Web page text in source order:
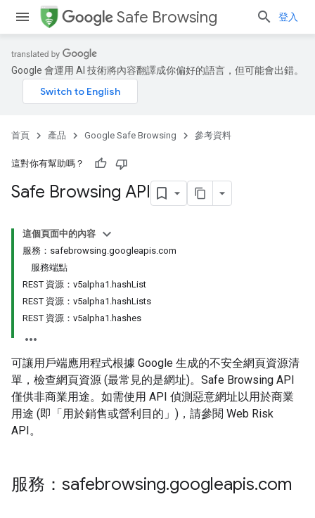
Safe Browsing 登入
Google 會運用 AI 技術將內容翻譯成你偏好的語言，但可能會出錯。
首頁 產品 Google Safe Browsing 參考資料
這對你有幫助嗎？
Safe Browsing API
這個頁面中的內容
服務：safebrowsing.googleapis.com
服務端點
REST 資源：v5alpha1.hashList
REST 資源：v5alpha1.hashLists
REST 資源：v5alpha1.hashes
可讓用戶端應用程式根據 Google 生成的不安全網頁資源清
單，檢查網頁資源 (最常見的是網址)。Safe Browsing API
僅供非商業用途。如需使用 API 偵測惡意網址以用於商業
用途 (即「用於銷售或營利目的」)，請參閱 Web Risk
API。
服務：safebrowsing.googleapis.com